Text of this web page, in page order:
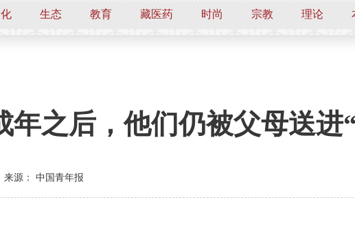
生态 教育 藏医药 时尚 宗教 理论
年之后，他们仍被父母送进
来源： 中国青年报